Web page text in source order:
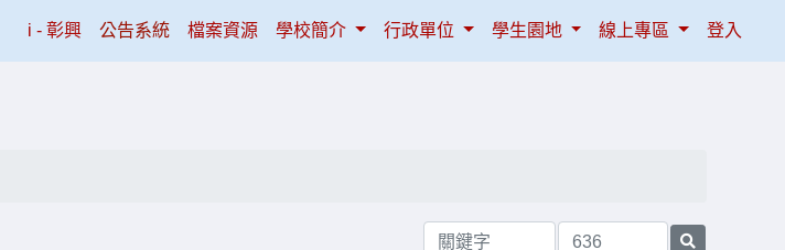
i - 彰興(current)
公告系統 檔案資源 學校簡介 行政單位 學生園地 線上專區 登入